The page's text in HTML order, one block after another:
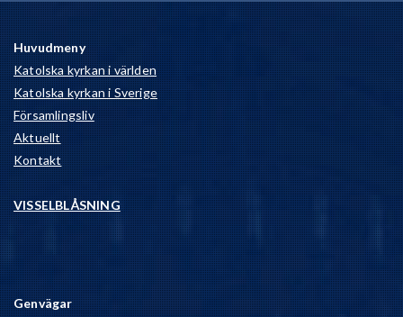
Huvudmeny
Katolska kyrkan i världen
Katolska kyrkan i Sverige
Församlingsliv
Aktuellt
Kontakt
VISSELBLÅSNING
Genvägar